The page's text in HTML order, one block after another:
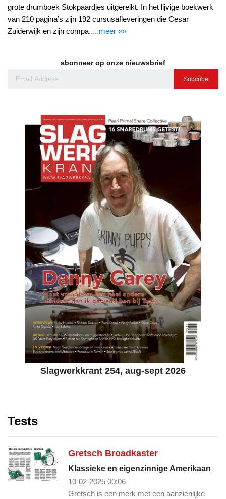
grote drumboek Stokpaardjes uitgereikt. In het lijvige boekwerk
van 210 pagina’s zijn 192 cursusafleveringen die Cesar
Zuiderwijk en zijn compa.....meer »»
abonneer op onze nieuwsbrief
Subcribe
Slagwerkkrant 254, aug-sept 2026
Tests
Gretsch Broadkaster
Klassieke en eigenzinnige Amerikaan
10-02-2025 00:06
Gretsch is een merk met een aanzienlijke